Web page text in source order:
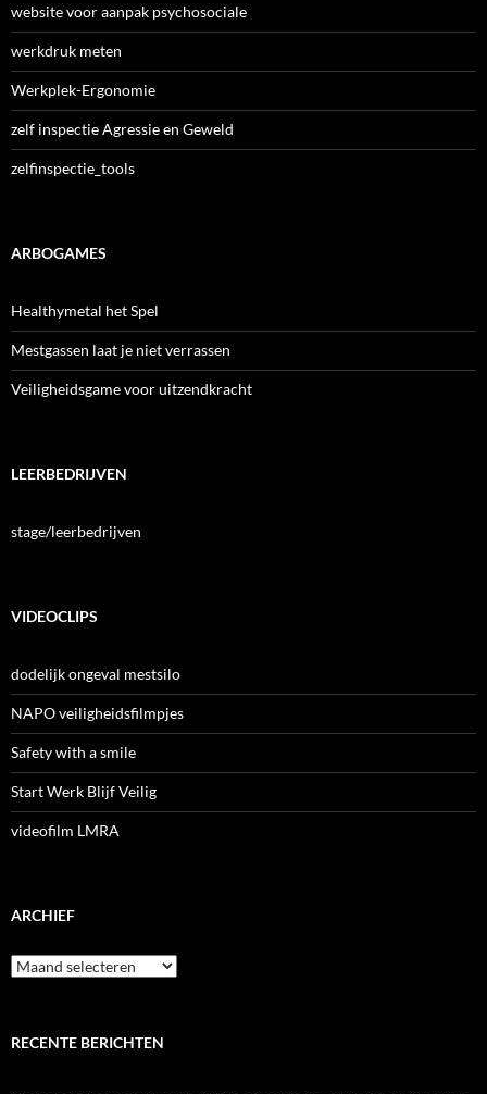
website voor aanpak psychosociale
werkdruk meten
Werkplek-Ergonomie
zelf inspectie Agressie en Geweld
zelfinspectie_tools
ARBOGAMES
Healthymetal het Spel
Mestgassen laat je niet verrassen
Veiligheidsgame voor uitzendkracht
LEERBEDRIJVEN
stage/leerbedrijven
VIDEOCLIPS
dodelijk ongeval mestsilo
NAPO veiligheidsfilmpjes
Safety with a smile
Start Werk Blijf Veilig
videofilm LMRA
ARCHIEF
Archief
RECENTE BERICHTEN